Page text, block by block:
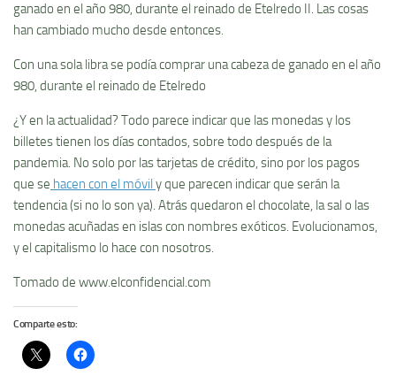
ganado en el año 980, durante el reinado de Etelredo II. Las cosas
han cambiado mucho desde entonces.
Con una sola libra se podía comprar una cabeza de ganado en el año
980, durante el reinado de Etelredo
¿Y en la actualidad? Todo parece indicar que las monedas y los
billetes tienen los días contados, sobre todo después de la
pandemia. No solo por las tarjetas de crédito, sino por los pagos
que se hacen con el móvil y que parecen indicar que serán la
tendencia (si no lo son ya). Atrás quedaron el chocolate, la sal o las
monedas acuñadas en islas con nombres exóticos. Evolucionamos,
y el capitalismo lo hace con nosotros.
Tomado de www.elconfidencial.com
Comparte esto: